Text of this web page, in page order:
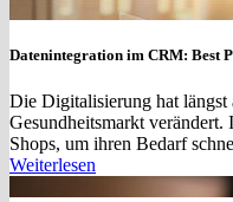
Datenintegration im CRM: Best
Die Digitalisierung hat längst
Gesundheitsmarkt
Shops, um ihren Bedarf
Weiterlesen